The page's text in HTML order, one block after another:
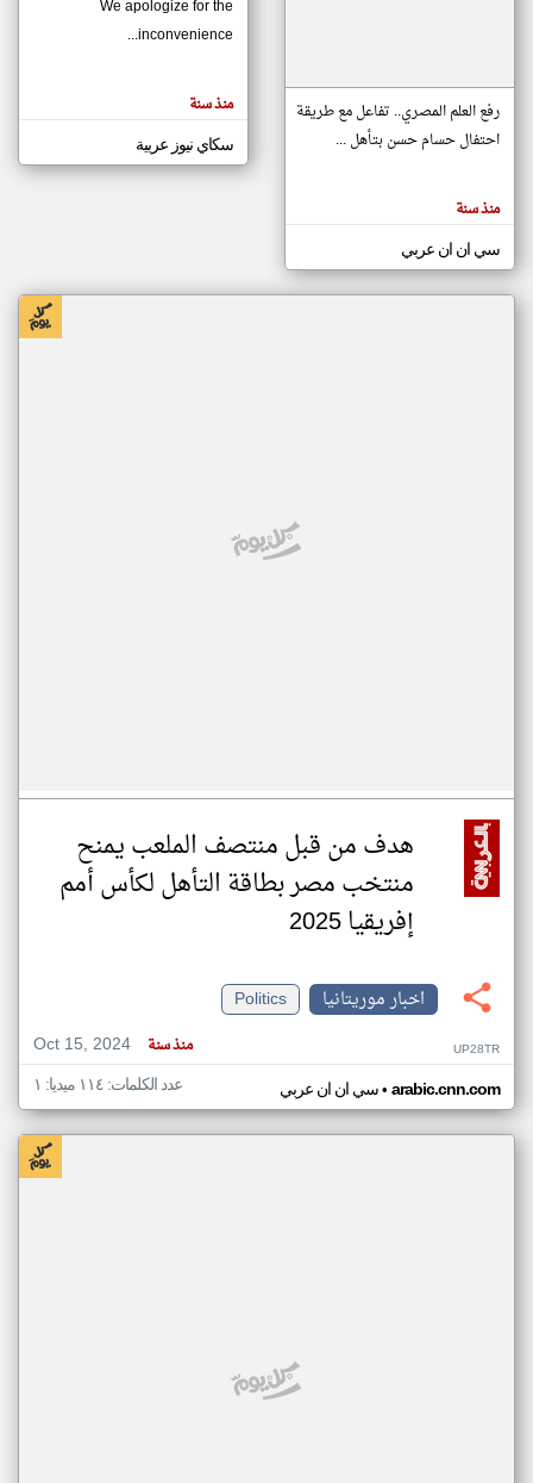
مصادر الأخبار من موريتانيا
اخبار موريتانيا على مدار الساعة
أهم اخبار موريتانيا العاجلة والمباشرة
المقالات
الموجوده
هنا عن
رفع العلم المصري.. تفاعل مع طريقة
احتفال حسام حسن بتأهل ...
منذ سنة
سي ان ان عربي
We apologize for the
inconvenience...
منذ سنة
سكاي نيوز عربية
هدف من قبل منتصف الملعب يمنح
منتخب مصر بطاقة التأهل لكأس أمم
إفريقيا 2025
اخبار موريتانيا
Politics
Oct 15, 2024
منذ سنة UP28TR
سي ان ان عربي• arabic.cnn.com عدد الكلمات: ١١٤ ميديا: ١
klyoum.com